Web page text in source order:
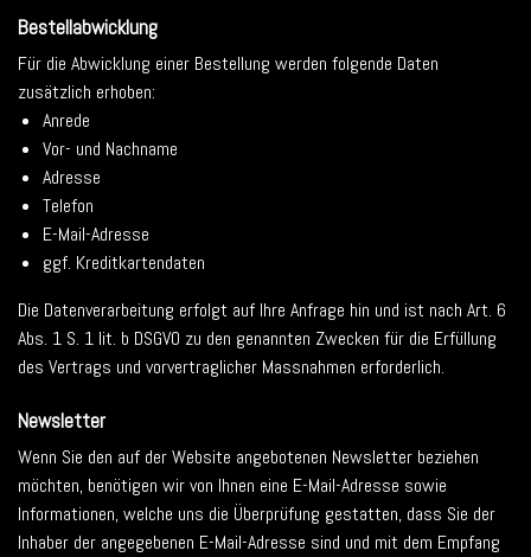
Bestellabwicklung
Für die Abwicklung einer Bestellung werden folgende Daten
zusätzlich erhoben:
Anrede
Vor- und Nachname
Adresse
Telefon
E-Mail-Adresse
ggf. Kreditkartendaten
Die Datenverarbeitung erfolgt auf Ihre Anfrage hin und ist nach Art. 6
Abs. 1 S. 1 lit. b DSGVO zu den genannten Zwecken für die Erfüllung
des Vertrags und vorvertraglicher Massnahmen erforderlich.
Newsletter
Wenn Sie den auf der Website angebotenen Newsletter beziehen
möchten, benötigen wir von Ihnen eine E-Mail-Adresse sowie
Informationen, welche uns die Überprüfung gestatten, dass Sie der
Inhaber der angegebenen E-Mail-Adresse sind und mit dem Empfang